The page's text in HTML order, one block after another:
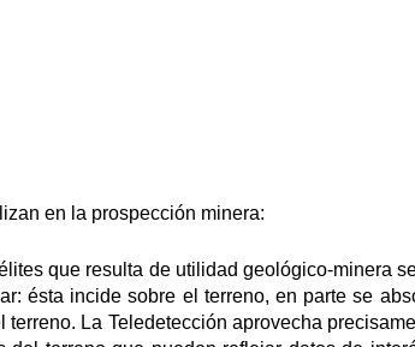
en la prospección minera:
que resulta de utilidad geológico-minera
ésta incide sobre el terreno, en parte se
La Teledetección aprovecha